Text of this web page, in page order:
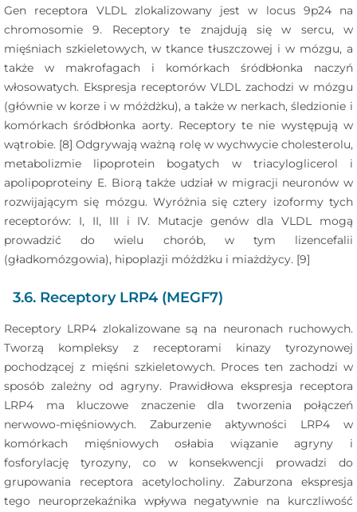
Gen receptora VLDL zlokalizowany jest w locus 9p24 na
chromosomie 9. Receptory te znajdują się w sercu, w
mięśniach szkieletowych, w tkance tłuszczowej i w mózgu, a
także w makrofagach i komórkach śródbłonka naczyń
włosowatych. Ekspresja receptorów VLDL zachodzi w mózgu
(głównie w korze i w móżdżku), a także w nerkach, śledzionie i
komórkach śródbłonka aorty. Receptory te nie występują w
wątrobie. [8] Odgrywają ważną rolę w wychwycie cholesterolu,
metabolizmie lipoprotein bogatych w triacyloglicerol i
apolipoproteiny E. Biorą także udział w migracji neuronów w
rozwijającym się mózgu. Wyróżnia się cztery izoformy tych
receptorów: I, II, III i IV. Mutacje genów dla VLDL mogą
prowadzić do wielu chorób, w tym lizencefalii
(gładkomózgowia), hipoplazji móżdżku i miażdżycy. [9]
3.6. Receptory LRP4 (MEGF7)
Receptory LRP4 zlokalizowane są na neuronach ruchowych.
Tworzą kompleksy z receptorami kinazy tyrozynowej
pochodzącej z mięśni szkieletowych. Proces ten zachodzi w
sposób zależny od agryny. Prawidłowa ekspresja receptora
LRP4 ma kluczowe znaczenie dla tworzenia połączeń
nerwowo-mięśniowych. Zaburzenie aktywności LRP4 w
komórkach mięśniowych osłabia wiązanie agryny i
fosforylację tyrozyny, co w konsekwencji prowadzi do
grupowania receptora acetylocholiny. Zaburzona ekspresja
tego neuroprzekaźnika wpływa negatywnie na kurczliwość